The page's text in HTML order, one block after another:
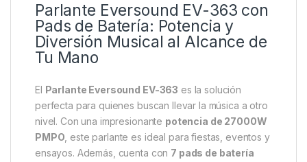
Parlante Eversound EV-363 con
Pads de Batería: Potencia y
Diversión Musical al Alcance de
Tu Mano
El Parlante Eversound EV-363 es la solución
perfecta para quienes buscan llevar la música a otro
nivel. Con una impresionante potencia de 27000W
PMPO , este parlante es ideal para fiestas, eventos y
ensayos. Además, cuenta con 7 pads de batería